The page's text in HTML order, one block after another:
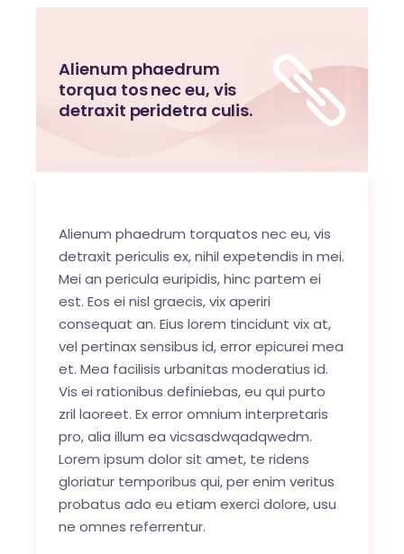
Alienum phaedrum
torqua tos nec eu, vis
detraxit peridetra culis.
Alienum phaedrum torquatos nec eu, vis
detraxit periculis ex, nihil expetendis in mei.
Mei an pericula euripidis, hinc partem ei
est. Eos ei nisl graecis, vix aperiri
consequat an. Eius lorem tincidunt vix at,
vel pertinax sensibus id, error epicurei mea
et. Mea facilisis urbanitas moderatius id.
Vis ei rationibus definiebas, eu qui purto
zril laoreet. Ex error omnium interpretaris
pro, alia illum ea vicsasdwqadqwedm.
Lorem ipsum dolor sit amet, te ridens
gloriatur temporibus qui, per enim veritus
probatus ado eu etiam exerci dolore, usu
ne omnes referrentur.